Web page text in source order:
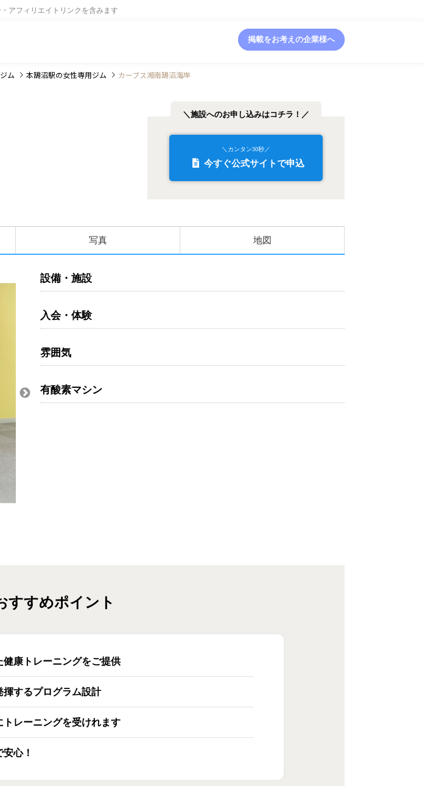
アフィリエイトリンクを含みます
掲載をお考えの企業様へ
ム 本鵠沼駅の女性専用ジム カーブス湘南鵠沼海岸
＼施設へのお申し込みはコチラ！／
＼カンタン30秒／
今すぐ公式サイトで申込
写真 地図
設備・施設
入会・体験
雰囲気
有酸素マシン
すすめポイント
康トレーニングをご提供
揮するプログラム設計
レーニングを受けれます
心！